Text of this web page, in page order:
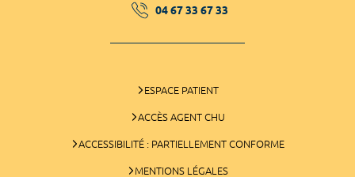
04 67 33 67 33
ESPACE PATIENT
ACCÈS AGENT CHU
ACCESSIBILITÉ : PARTIELLEMENT CONFORME
MENTIONS LÉGALES